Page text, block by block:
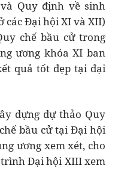
Quy định về sinh
các Đại hội XI và XII)
chế bầu cử trong
ương khóa XI ban
quả tốt đẹp tại đại
dựng dự thảo Quy
bầu cử tại Đại hội
ương xem xét, cho
Đại hội XIII xem